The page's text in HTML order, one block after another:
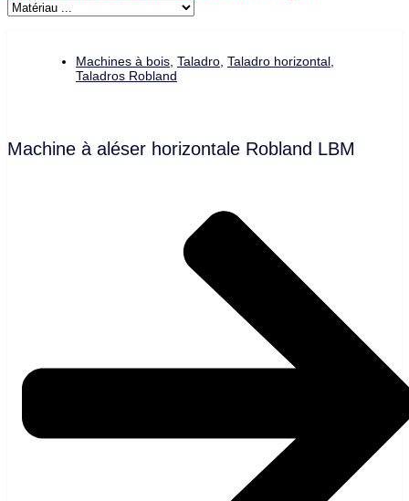
Machines à bois, Taladro, Taladro horizontal,
Taladros Robland
Machine à aléser horizontale Robland LBM